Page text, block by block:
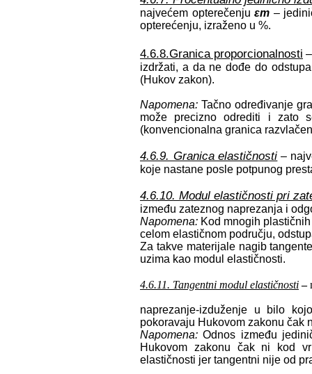
najvećem opterečenjuεm –
opterećenju, izraženo u %.
4.6.8.Granica proporcionalnosti
izdržati, a da ne dođe do
(Hukov zakon).
Napomena: Tačno određivanje
može precizno odrediti i zato
(konvencionalna granica
4.6.9. Granica elastičnosti –
koje nastane posle potpunog
4.6.10. Modul elastičnosti pri
između zateznog naprezanja i
Napomena: Kod mnogih
celom elastičnom području,
Za takve materijale nagib
uzima kao modul elastičnosti.
4.6.11. Tangentni modul elastičnosti–
naprezanje-izduženje u bilo
pokoravaju Hukovom zakonu čak
Napomena:Odnos između
Hukovom zakonu čak ni kod
elastičnosti jer tangentni nije od